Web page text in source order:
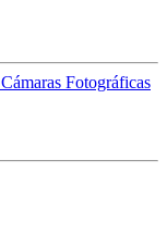
Cámaras Fotográficas